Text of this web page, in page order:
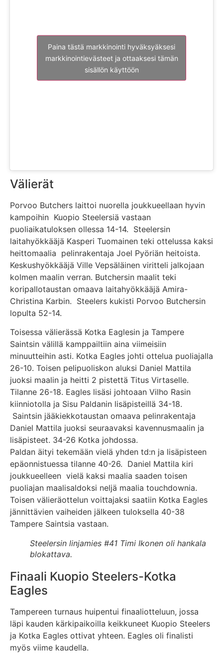
Paina tästä markkinointi hyväksyäksesi
markkinointievästeet ja ottaaksesi tämän
sisällön käyttöön
Välierät
Porvoo Butchers laittoi nuorella joukkueellaan hyvin
kampoihin Kuopio Steelersiä vastaan
puoliaikatuloksen ollessa 14-14. Steelersin
laitahyökkääjä Kasperi Tuomainen teki ottelussa kaksi
heittomaalia pelinrakentaja Joel Pyöriän heitoista.
Keskushyökkääjä Ville Vepsäläinen viritteli jalkojaan
kolmen maalin verran. Butchersin maalit teki
koripallotaustan omaava laitahyökkääjä Amira-
Christina Karbin. Steelers kukisti Porvoo Butchersin
lopulta 52-14.
Toisessa välierässä Kotka Eaglesin ja Tampere
Saintsin välillä kamppailtiin aina viimeisiin
minuutteihin asti. Kotka Eagles johti ottelua puoliajalla
26-10. Toisen pelipuoliskon aluksi Daniel Mattila
juoksi maalin ja heitti 2 pistettä Titus Virtaselle.
Tilanne 26-18. Eagles lisäsi johtoaan Vilho Rasin
kiinniotolla ja Sisu Paldanin lisäpisteillä 34-18.
Saintsin jääkiekkotaustan omaava pelinrakentaja
Daniel Mattila juoksi seuraavaksi kavennusmaalin ja
lisäpisteet. 34-26 Kotka johdossa.
Paldan äityi tekemään vielä yhden td:n ja lisäpisteen
epäonnistuessa tilanne 40-26. Daniel Mattila kiri
joukkueelleen vielä kaksi maalia saaden toisen
puoliajan maalisaldoksi neljä maalia touchdownia.
Toisen välieräottelun voittajaksi saatiin Kotka Eagles
jännittävien vaiheiden jälkeen tuloksella 40-38
Tampere Saintsia vastaan.
Steelersin linjamies #41 Timi Ikonen oli hankala
blokattava.
Finaali Kuopio Steelers-Kotka
Eagles
Tampereen turnaus huipentui finaaliotteluun, jossa
läpi kauden kärkipaikoilla keikkuneet Kuopio Steelers
ja Kotka Eagles ottivat yhteen. Eagles oli finalisti
myös viime kaudella.